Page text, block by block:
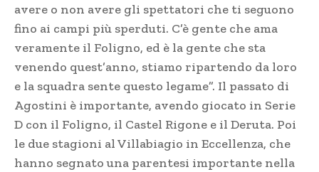
avere o non avere gli spettatori che ti seguono
fino ai campi più sperduti. C’è gente che ama
veramente il Foligno, ed è la gente che sta
venendo quest’anno, stiamo ripartendo da loro
e la squadra sente questo legame”. Il passato di
Agostini è importante, avendo giocato in Serie
D con il Foligno, il Castel Rigone e il Deruta. Poi
le due stagioni al Villabiagio in Eccellenza, che
hanno segnato una parentesi importante nella